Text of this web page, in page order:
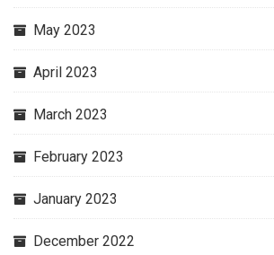
May 2023
April 2023
March 2023
February 2023
January 2023
December 2022